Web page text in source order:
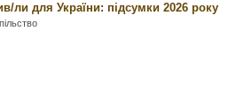
ли для України: підсумки 2026 року